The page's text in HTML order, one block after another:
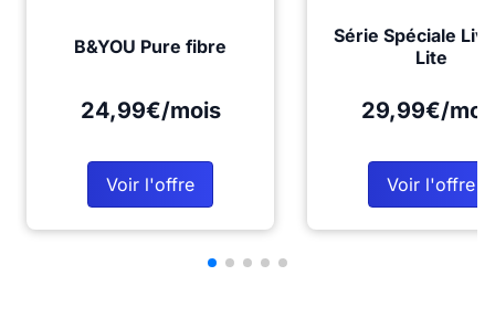
B&YOU Pure fibre
24,99€/mois
Voir l'offre
Série Spéciale
Lite
29,99€/
Voir l'offre